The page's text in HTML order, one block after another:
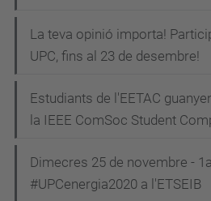
La teva opinió importa!
UPC, fins al 23 de desembre!
Estudiants de l'EETAC
la IEEE ComSoc Student
Dimecres 25 de novembre -
#UPCenergia2020 a l'ETSEIB